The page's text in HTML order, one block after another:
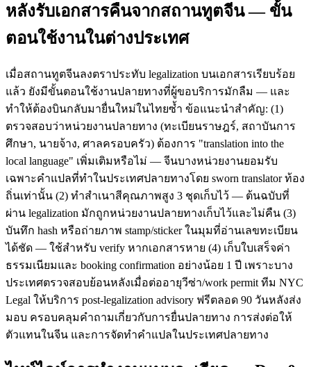
หลังรับเอกสารคืนจากสถานทูตจีน — ขั้น
ตอนใช้งานในต่างประเทศ
เมื่อสถานทูตจีนลงตราประทับ legalization บนเอกสารเรียบร้อย
แล้ว ยังมีขั้นตอนใช้งานปลายทางที่ผู้ขอบริการมักลืม — และ
ทำให้ต้องบินกลับมายื่นใหม่ในไทยซ้ำ ข้อแนะนำสำคัญ: (1)
ตรวจสอบว่าหน่วยงานปลายทาง (ทะเบียนราษฎร์, สถาบันการ
ศึกษา, นายจ้าง, ศาลครอบครัว) ต้องการ "translation into the
local language" เพิ่มเติมหรือไม่ — จีนบางหน่วยงานยอมรับ
เฉพาะคำแปลที่ทำในประเทศปลายทางโดย sworn translator ท้อง
ถิ่นเท่านั้น (2) ทำสำเนาสีคุณภาพสูง 3 ชุดเก็บไว้ — ต้นฉบับที่
ผ่าน legalization มักถูกหน่วยงานปลายทางเก็บไว้และไม่คืน (3)
บันทึก hash หรือถ่ายภาพ stamp/sticker ในมุมที่อ่านเลขทะเบียน
ได้ชัด — ใช้สำหรับ verify หากเอกสารหาย (4) เก็บใบเสร็จค่า
ธรรมเนียมและ booking confirmation อย่างน้อย 1 ปี เพราะบาง
ประเทศตรวจสอบย้อนหลังเมื่อต่ออายุวีซ่า/work permit ทีม NYC
Legal ให้บริการ post-legalization advisory ฟรีตลอด 90 วันหลังส่ง
มอบ ครอบคลุมคำถามเกี่ยวกับการยื่นปลายทาง การส่งต่อให้
ตัวแทนในจีน และการจัดทำคำแปลในประเทศปลายทาง